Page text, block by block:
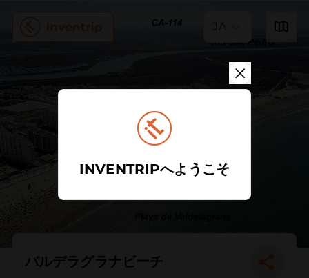
JA
バルデラグラナビーチ
INVENTRIPへようこそ